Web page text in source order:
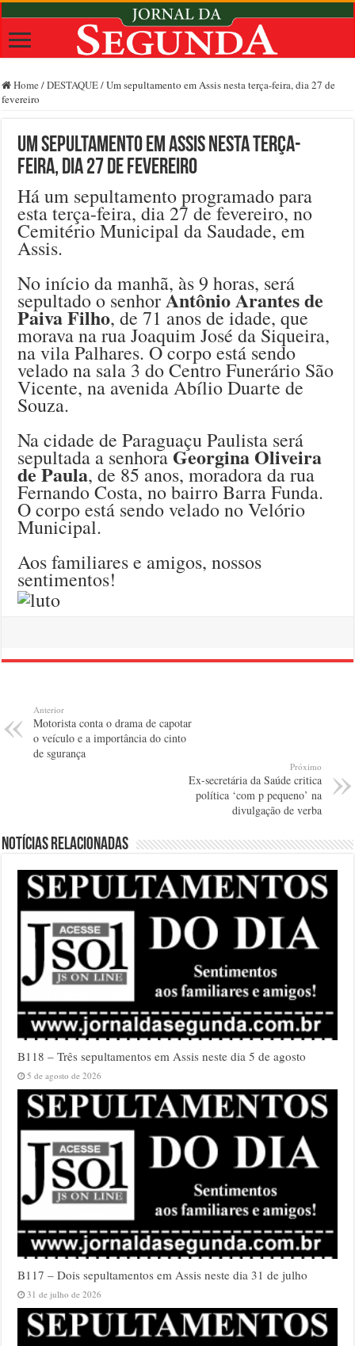
Home /DESTAQUE/Um sepultamento em Assis nesta terça-feira, dia 27 de
fevereiro
Um sepultamento em Assis nesta terça-
feira, dia 27 de fevereiro
Há um sepultamento programado para
esta terça-feira, dia 27 de fevereiro, no
Cemitério Municipal da Saudade, em
Assis.
No início da manhã, às 9 horas, será
sepultado o senhorAntônio Arantes de
Paiva Filho, de 71 anos de idade, que
morava na rua Joaquim José da Siqueira,
na vila Palhares. O corpo está sendo
velado na sala 3 do Centro Funerário São
Vicente, na avenida Abílio Duarte de
Souza.
Na cidade de Paraguaçu Paulista será
sepultada a senhora Georgina Oliveira
de Paula, de 85 anos, moradora da rua
Fernando Costa, no bairro Barra Funda.
O corpo está sendo velado no Velório
Municipal.
Aos familiares e amigos, nossos
sentimentos!
Anterior
Motorista conta o drama de capotar
o veículo e a importância do cinto
de sgurança
Próximo
Ex-secretária da Saúde critica
política ‘com p pequeno’ na
divulgação de verba
Notícias relacionadas
B118 – Três sepultamentos em Assis neste dia 5 de agosto
5 de agosto de 2026
B117 – Dois sepultamentos em Assis neste dia 31 de julho
31 de julho de 2026